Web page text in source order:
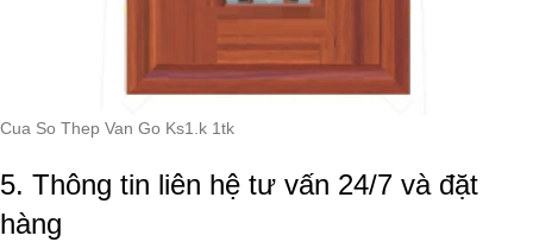
Cua So Thep Van Go Ks1.k 1tk
5. Thông tin liên hệ tư vấn 24/7 và đặt
hàng